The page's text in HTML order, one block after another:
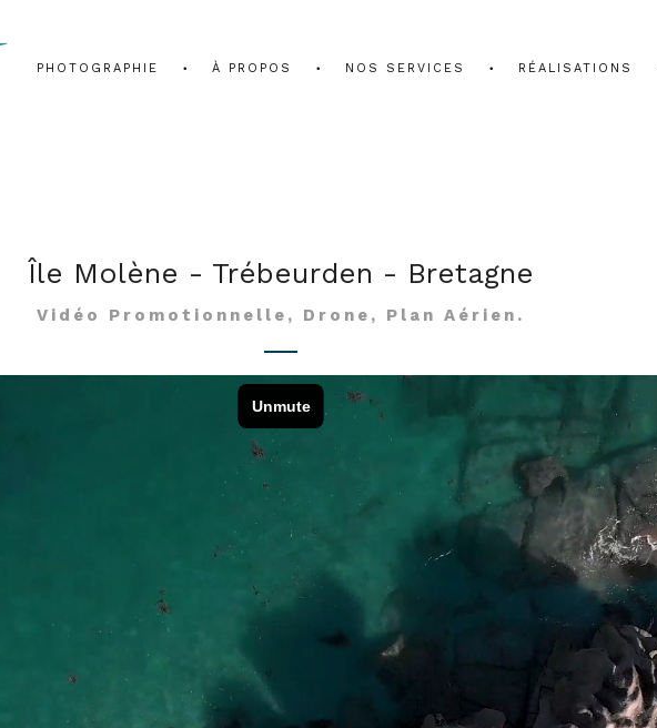
PHOTOGRAPHIE À PROPOS NOS SERVICES RÉALISATIONS
Île Molène - Trébeurden - Bretagne
Vidéo Promotionnelle, Drone, Plan Aérien.